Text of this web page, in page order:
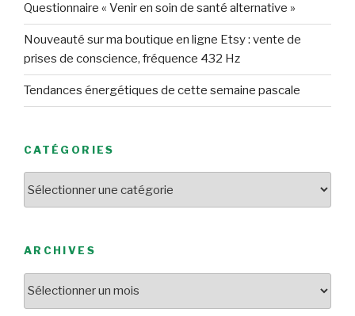
Questionnaire « Venir en soin de santé alternative »
Nouveauté sur ma boutique en ligne Etsy : vente de
prises de conscience, fréquence 432 Hz
Tendances énergétiques de cette semaine pascale
CATÉGORIES
ARCHIVES